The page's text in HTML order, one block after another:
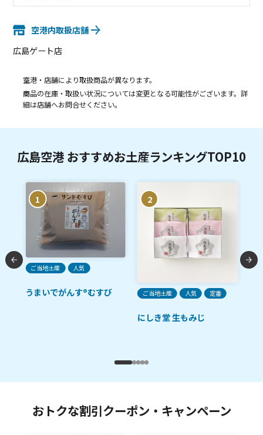
空港内取扱店舗
広島ゲート店
空港・店舗により取扱商品が異なります。
商品の在庫・取扱い状況については変更となる可能性がございます。詳
細は店舗へお問合せください。
広島空港 おすすめお土産ランキングTOP10
1
ご当地土産 人気
うまいでがんす®むすび
2
ご当地土産 人気 定番
にしき堂 生もみじ
おトクな割引クーポン・キャンペーン